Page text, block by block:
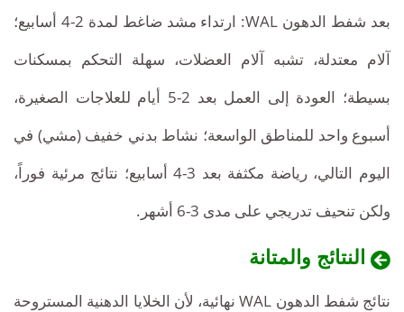
بعد شفط الدهون WAL: ارتداء مشد ضاغط لمدة 2-4 أسابيع؛
آلام معتدلة، تشبه آلام العضلات، سهلة التحكم بمسكنات
بسيطة؛ العودة إلى العمل بعد 2-5 أيام للعلاجات الصغيرة،
أسبوع واحد للمناطق الواسعة؛ نشاط بدني خفيف (مشي) في
اليوم التالي، رياضة مكثفة بعد 3-4 أسابيع؛ نتائج مرئية فوراً،
ولكن تنحيف تدريجي على مدى 3-6 أشهر.
النتائج والمتانة
نتائج شفط الدهون WAL نهائية، لأن الخلايا الدهنية المستروحة